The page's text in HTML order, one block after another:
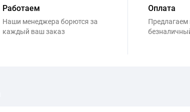
Работаем
Наши менеджера борются за
каждый ваш заказ
Оплата